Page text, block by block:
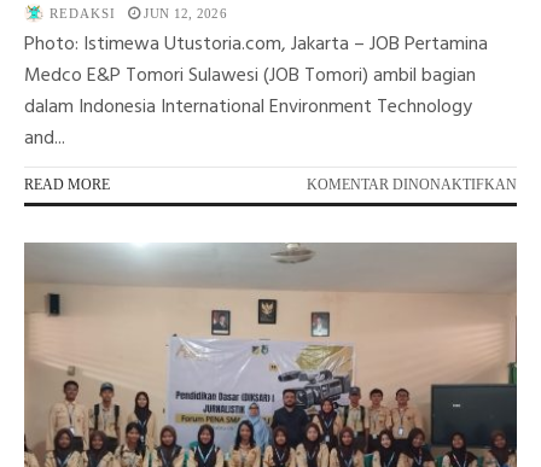
REDAKSI JUN 12, 2026
Photo: Istimewa Utustoria.com, Jakarta – JOB Pertamina
Medco E&P Tomori Sulawesi (JOB Tomori) ambil bagian
dalam Indonesia International Environment Technology
and...
READ MORE KOMENTAR DINONAKTIFKAN
JOB
DI